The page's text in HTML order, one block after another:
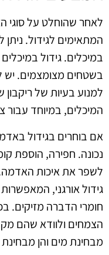
לאחר שהוחלט על סוגי
המתאימים לגידול. ניתן
במיכלים. גידול
בשטחים מצומצמים. יש
למנוע בעיות של
המיכלים, במיוחד עבור
אם בוחרים בגידול
נכונה. חפירה, הוספת
לשפר את איכות האדמה.
גידול אורגני,
חומרי הדברה מזיקים.
הצמחים ולוודא שהם
מבחינת מים והן מבחינת